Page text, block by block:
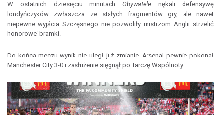
W ostatnich dziesięciu minutachObywatele nękali defensywę
londyńczyków zwłaszcza ze stałych fragmentów gry, ale nawet
niepewne wyjścia Szczęsnego nie pozwoliły mistrzom Anglii strzelić
honorowej bramki.
Do końca meczu wynik nie uległ już zmianie. Arsenal pewnie pokonał
Manchester City 3-0 i zasłużenie sięgnął po Tarczę Wspólnoty.